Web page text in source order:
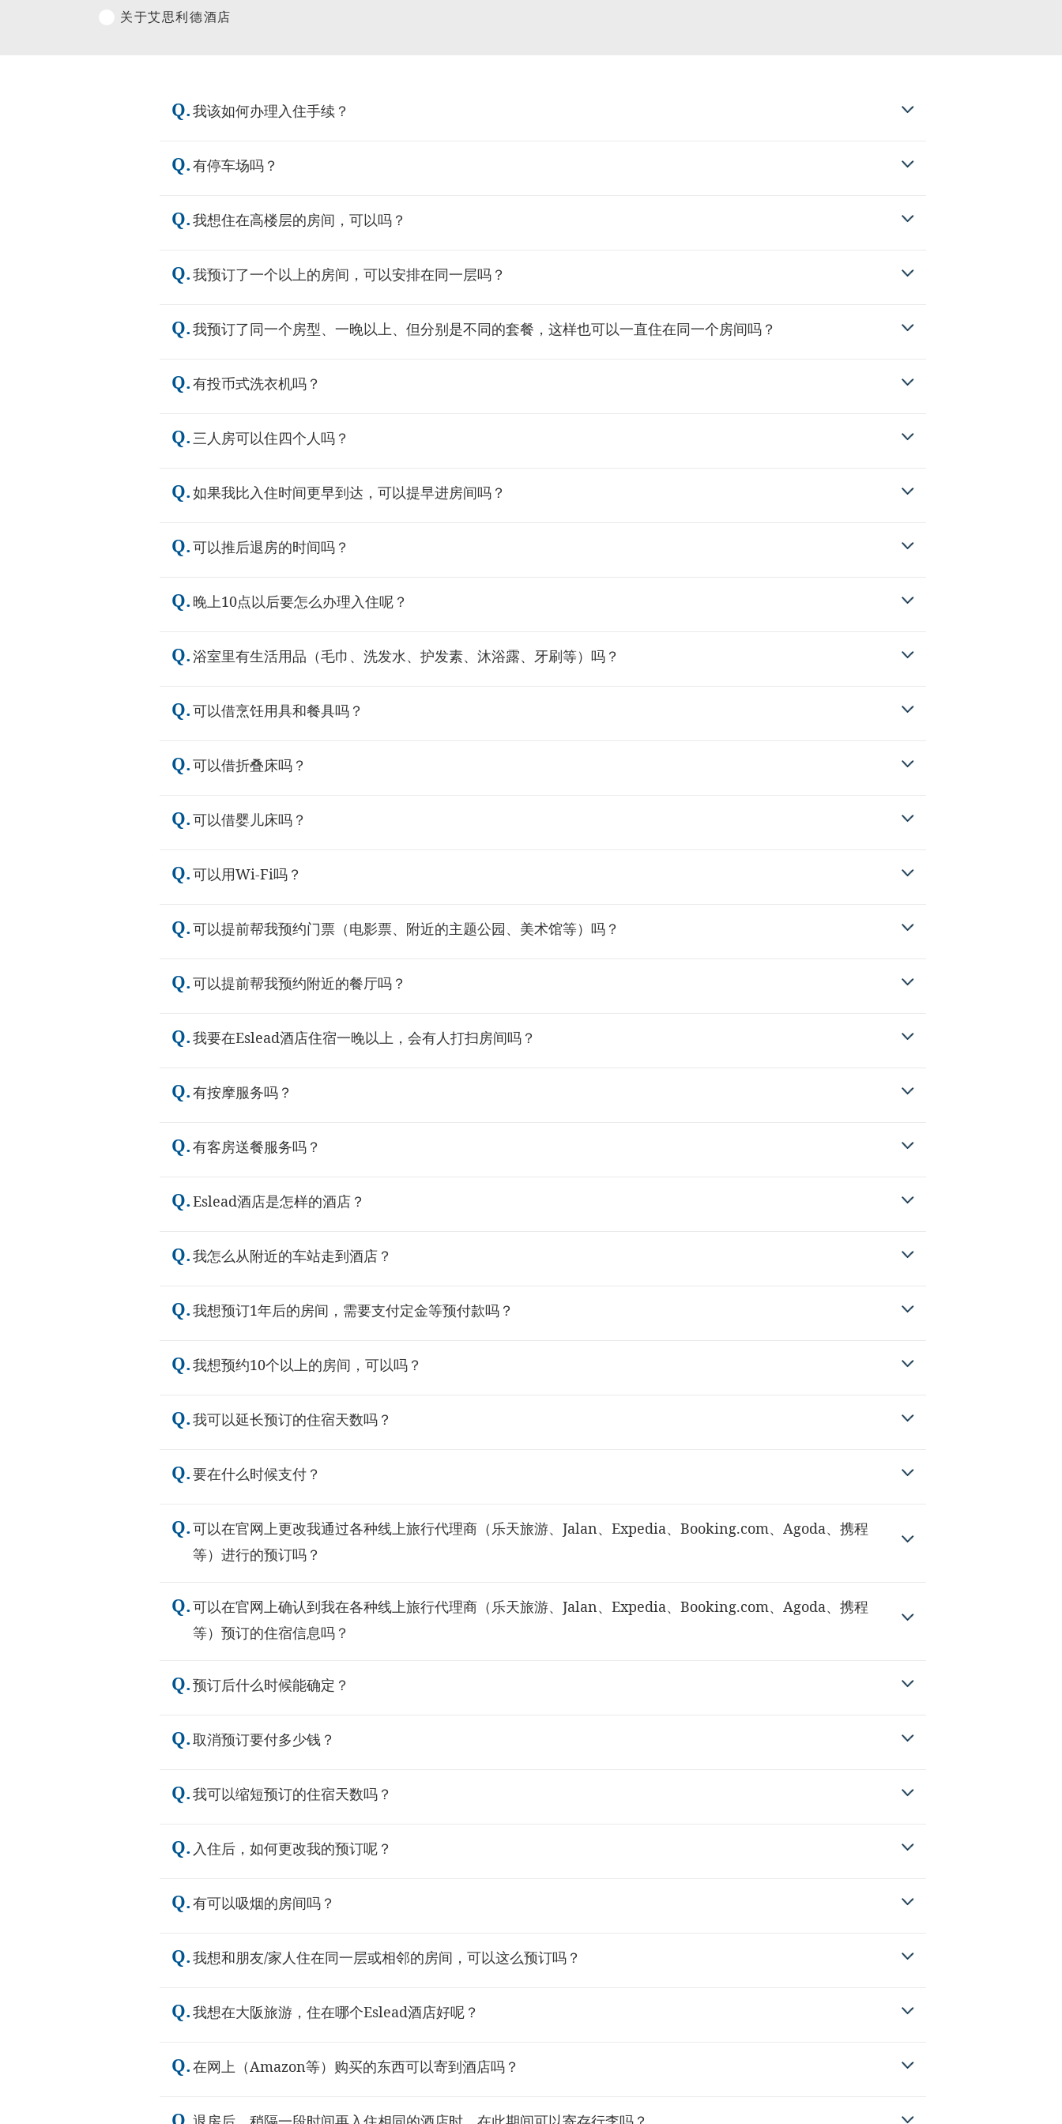
关于艾思利德酒店
Q.我该如何办理入住手续？
Q.有停车场吗？
Q.我想住在高楼层的房间，可以吗？
Q.我预订了一个以上的房间，可以安排在同一层吗？
Q.我预订了同一个房型、一晚以上、但分别是不同的套餐，这样也可以一直住在同一个房间吗？
Q.有投币式洗衣机吗？
Q.三人房可以住四个人吗？
Q.如果我比入住时间更早到达，可以提早进房间吗？
Q.可以推后退房的时间吗？
Q.晚上10点以后要怎么办理入住呢？
Q.浴室里有生活用品（毛巾、洗发水、护发素、沐浴露、牙刷等）吗？
Q.可以借烹饪用具和餐具吗？
Q.可以借折叠床吗？
Q.可以借婴儿床吗？
Q.可以用Wi-Fi吗？
Q.可以提前帮我预约门票（电影票、附近的主题公园、美术馆等）吗？
Q.可以提前帮我预约附近的餐厅吗？
Q.我要在Eslead酒店住宿一晚以上，会有人打扫房间吗？
Q.有按摩服务吗？
Q.有客房送餐服务吗？
Q.Eslead酒店是怎样的酒店？
Q.我怎么从附近的车站走到酒店？
Q.我想预订1年后的房间，需要支付定金等预付款吗？
Q.我想预约10个以上的房间，可以吗？
Q.我可以延长预订的住宿天数吗？
Q.要在什么时候支付？
Q.可以在官网上更改我通过各种线上旅行代理商（乐天旅游、Jalan、Expedia、Booking.com、Agoda、携程
等）进行的预订吗？
Q.可以在官网上确认到我在各种线上旅行代理商（乐天旅游、Jalan、Expedia、Booking.com、Agoda、携程
等）预订的住宿信息吗？
Q.预订后什么时候能确定？
Q.取消预订要付多少钱？
Q.我可以缩短预订的住宿天数吗？
Q. 入住后，如何更改我的预订呢？
Q.有可以吸烟的房间吗？
Q.我想和朋友/家人住在同一层或相邻的房间，可以这么预订吗？
Q.我想在大阪旅游，住在哪个Eslead酒店好呢？
Q.在网上（Amazon等）购买的东西可以寄到酒店吗？